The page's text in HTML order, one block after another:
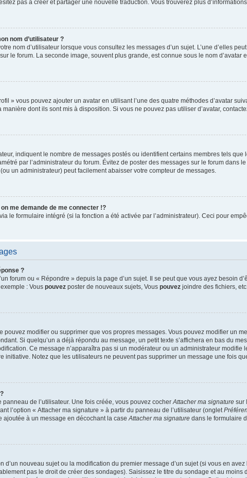
pas à créer et partager une nouvelle traduction. Vous trouverez plus
nom d’utilisateur ?
nom d’utilisateur lorsque vous consultez les messages d’un sujet. L’une d’elles
le forum. La seconde image, souvent plus grande, est connue sous le nom
» vous pouvez ajouter un avatar en utilisant l’une des quatre méthodes d’avatar
dont ils sont mis à disposition. Si vous ne pouvez pas utiliser d’avatar,
indiquent le nombre de messages postés ou identifient certains membres tels
par l’administrateur du forum. Évitez de poster des messages sur le forum dans
un administrateur) peut facilement abaisser votre compteur de messages.
me demande de me connecter !?
le formulaire intégré (si la fonction a été activée par l’administrateur). Ceci pour
?
forum ou « Répondre » depuis la page d’un sujet. Il se peut que vous ayez besoin
: Vous pouvez poster de nouveaux sujets, Vous pouvez joindre des fichiers,
pouvez modifier ou supprimer que vos propres messages. Vous pouvez modifier un
Si quelqu’un a déjà répondu au message, un petit texte s’affichera en bas du
Ce message n’apparaîtra pas si un modérateur ou un administrateur
initiative. Notez que les utilisateurs ne peuvent pas supprimer un message une fois
de l’utilisateur. Une fois créée, vous pouvez cocherAttacher ma signature sur
l’option « Attacher ma signature » à partir du panneau de l’utilisateur (onglet
ajoutée à un message en décochant la caseAttacher ma signature dans le formulaire
d’un nouveau sujet ou la modification du premier message d’un sujet (si vous en
pas le droit de créer des sondages). Saisissez le titre du sondage et au